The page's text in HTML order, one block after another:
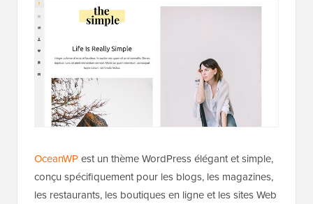
OceanWPest un thème WordPress élégant et simple,
conçu spécifiquement pour les blogs, les magazines,
les restaurants, les boutiques en ligne et les sites Web